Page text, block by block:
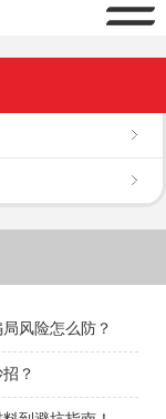
风险怎么防？
？